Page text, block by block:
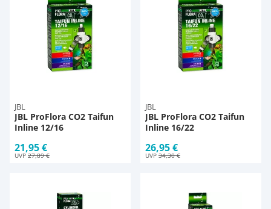
JBL
JBL ProFlora CO2 Taifun
Inline 12/16
21,95 €
UVP27,89 €
JBL
JBL ProFlora CO2 Taifun
Inline 16/22
26,95 €
UVP34,30 €